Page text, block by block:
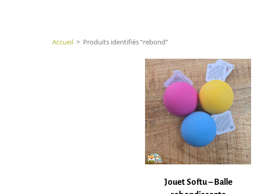
Accueil > Produits identifiés “rebond”
Jouet Softu – Balle